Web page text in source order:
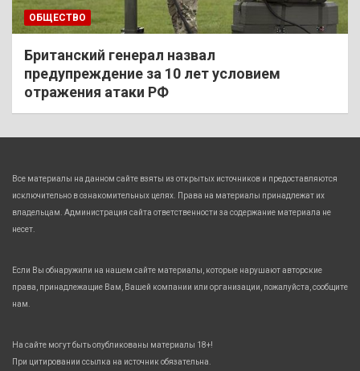
ОБЩЕСТВО
Британский генерал назвал
предупреждение за 10 лет условием
отражения атаки РФ
Все материалы на данном сайте взяты из открытых источников и предоставляются
исключительно в ознакомительных целях. Права на материалы принадлежат их
владельцам. Администрация сайта ответственности за содержание материала не
несет.
Если Вы обнаружили на нашем сайте материалы, которые нарушают авторские
права, принадлежащие Вам, Вашей компании или организации, пожалуйста, сообщите
нам.
На сайте могут быть опубликованы материалы 18+!
При цитировании ссылка на источник обязательна.